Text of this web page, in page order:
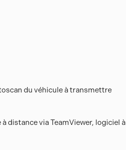
du véhicule à transmettre
distance via TeamViewer, logiciel à